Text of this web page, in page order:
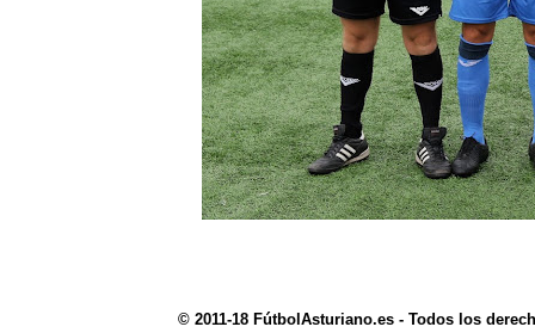
© 2011-18 FútbolAsturiano.es - Todos los